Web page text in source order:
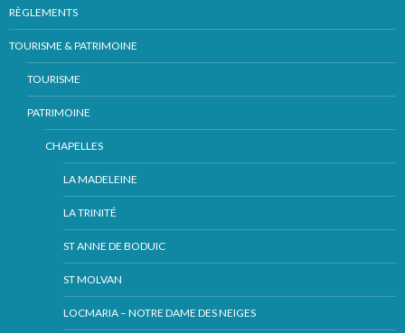
RÈGLEMENTS
TOURISME & PATRIMOINE
TOURISME
PATRIMOINE
CHAPELLES
LA MADELEINE
LA TRINITÉ
ST ANNE DE BODUIC
ST MOLVAN
LOCMARIA – NOTRE DAME DES NEIGES